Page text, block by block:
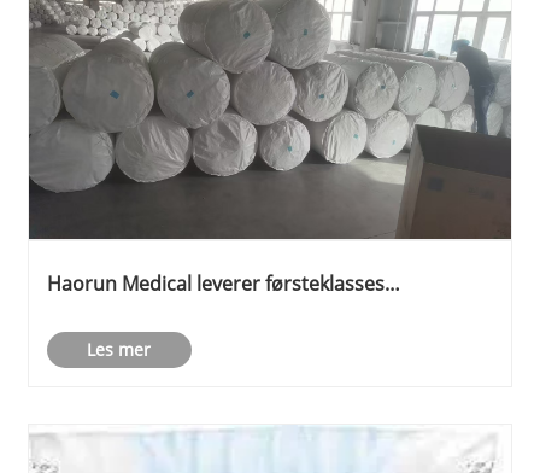
Haorun Medical leverer førsteklasses
Les mer